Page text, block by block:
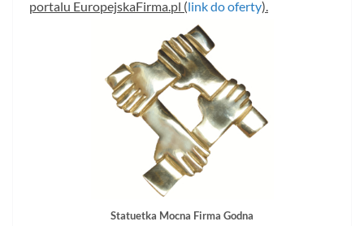
portalu EuropejskaFirma.pl (link do oferty).
Statuetka Mocna Firma Godna